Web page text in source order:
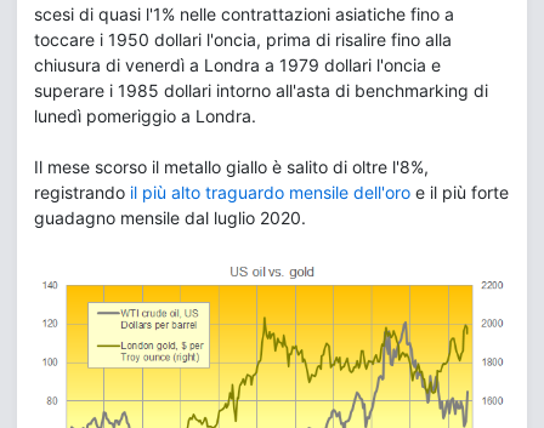
scesi di quasi l'1% nelle contrattazioni asiatiche fino a
toccare i 1950 dollari l'oncia, prima di risalire fino alla
chiusura di venerdì a Londra a 1979 dollari l'oncia e
superare i 1985 dollari intorno all'asta di benchmarking di
lunedì pomeriggio a Londra.
Il mese scorso il metallo giallo è salito di oltre l'8%,
registrando il più alto traguardo mensile dell'oro e il più forte
guadagno mensile dal luglio 2020.